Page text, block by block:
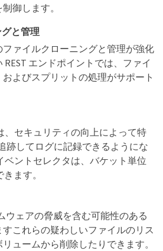
御します。
と管理
ァイルクローニングと管理が強化
エンドポイントでは、ファイ
よびスプリットの処理がサポート
、セキュリティの向上によって特
跡してログに記録できるようにな
ベントセレクタは、バケット単位
ます。
ウェアの脅威を含む可能性のある
これらの疑わしいファイルのリス
ュームから削除したりできます。